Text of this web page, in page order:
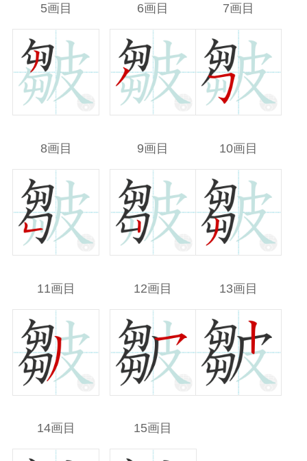
5画目 6画目 7画目
8画目 9画目 10画目
11画目 12画目 13画目
14画目 15画目